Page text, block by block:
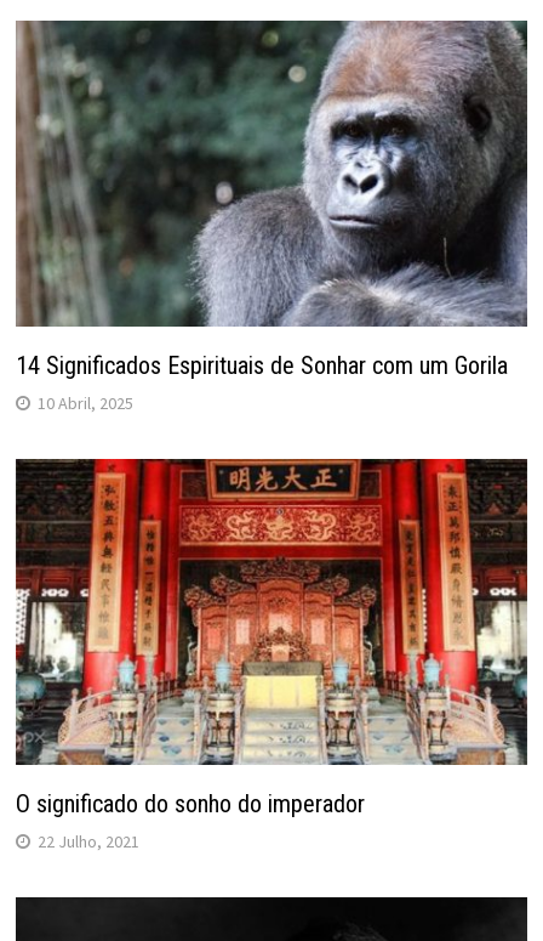
14 Significados Espirituais de Sonhar com um Gorila
10 Abril, 2025
O significado do sonho do imperador
22 Julho, 2021